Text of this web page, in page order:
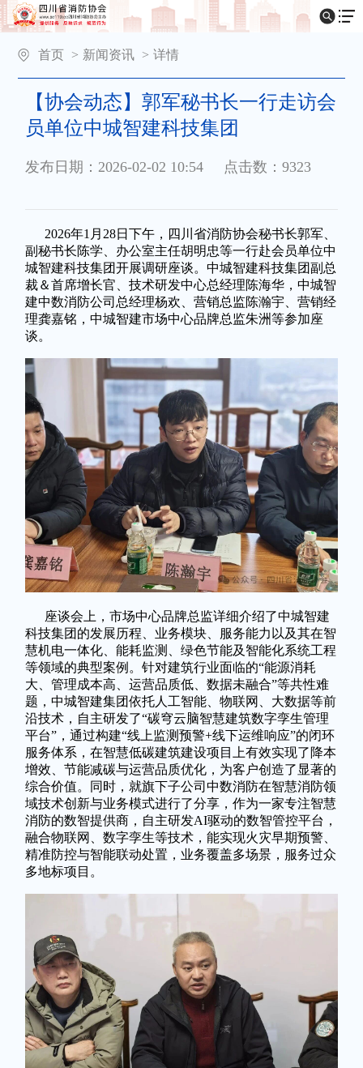
首页 > 新闻资讯 > 详情
【协会动态】郭军秘书长一行走访会
员单位中城智建科技集团
发布日期：2026-02-02 10:54 点击数：9323
2026年1月28日下午，四川省消防协会秘书长郭军、
副秘书长陈学、办公室主任胡明忠等一行赴会员单位中
城智建科技集团开展调研座谈。中城智建科技集团副总
裁＆首席增长官、技术研发中心总经理陈海华，中城智
建中数消防公司总经理杨欢、营销总监陈瀚宇、营销经
理龚嘉铭，中城智建市场中心品牌总监朱洲等参加座
谈。
座谈会上，市场中心品牌总监详细介绍了中城智建
科技集团的发展历程、业务模块、服务能力以及其在智
慧机电一体化、能耗监测、绿色节能及智能化系统工程
等领域的典型案例。针对建筑行业面临的“能源消耗
大、管理成本高、运营品质低、数据未融合”等共性难
题，中城智建集团依托人工智能、物联网、大数据等前
沿技术，自主研发了“碳穹云脑智慧建筑数字孪生管理
平台”，通过构建“线上监测预警+线下运维响应”的闭环
服务体系，在智慧低碳建筑建设项目上有效实现了降本
增效、节能减碳与运营品质优化，为客户创造了显著的
综合价值。同时，就旗下子公司中数消防在智慧消防领
域技术创新与业务模式进行了分享，作为一家专注智慧
消防的数智提供商，自主研发AI驱动的数智管控平台，
融合物联网、数字孪生等技术，能实现火灾早期预警、
精准防控与智能联动处置，业务覆盖多场景，服务过众
多地标项目。